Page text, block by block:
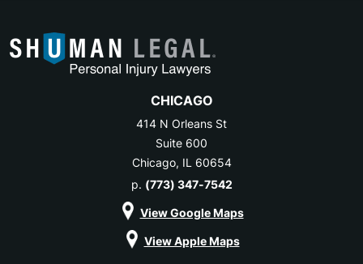
CHICAGO
414 N Orleans St
Suite 600
Chicago, IL 60654
p. (773) 347-7542
View Google Maps
View Apple Maps